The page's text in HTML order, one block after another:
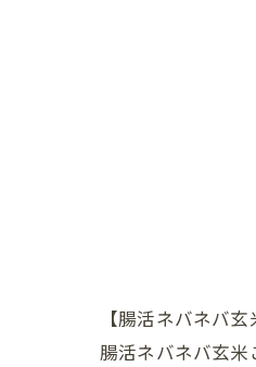
【腸活ネバネバ玄
腸活ネバネバ玄